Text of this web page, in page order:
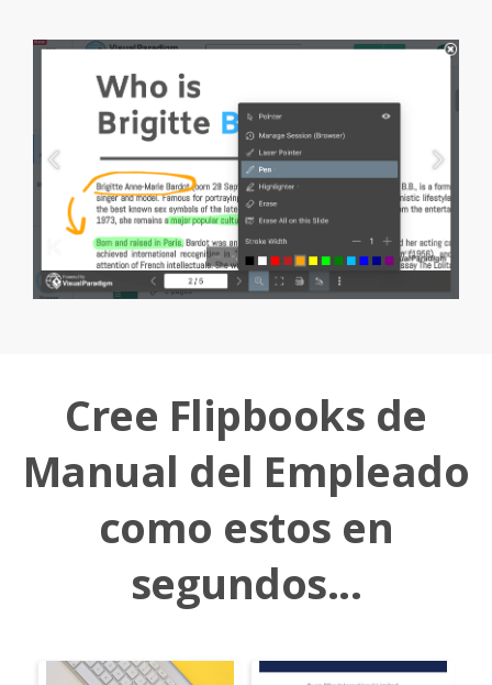
Cree Flipbooks de
Manual del Empleado
como estos en
segundos...